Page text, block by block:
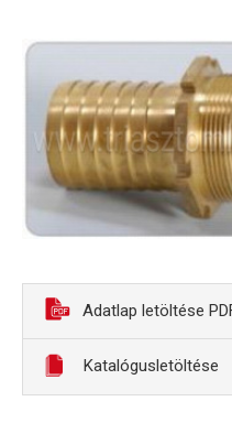
Adatlap letöltése
Katalógusletöltése